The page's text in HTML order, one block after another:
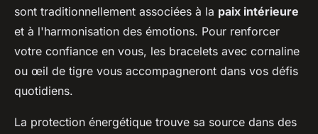
sont traditionnellement associées à la paix intérieure
et à l'harmonisation des émotions. Pour renforcer
votre confiance en vous, les bracelets avec cornaline
ou œil de tigre vous accompagneront dans vos défis
quotidiens.
La protection énergétique trouve sa source dans des